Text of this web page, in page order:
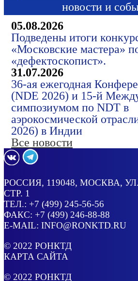
новости и
05.08.2026
Подведены итоги
«Московские мастера»
«дефектоскопист».
31.07.2026
36-ая ежегодная
(NDE 2026) и 15-й
симпозиумом по NDT в
аэрокосмической
2026) в Индии
Все новости
РОССИЯ, 119048, МОСКВА,
СТР. 1
ТЕЛ.: +7 (499) 245-56-56
ФАКС: +7 (499) 246-88-88
E-MAIL: INFO@RONKTD.RU
© 2022 РОНКТД
КАРТА САЙТА
© 2022 РОНКТД